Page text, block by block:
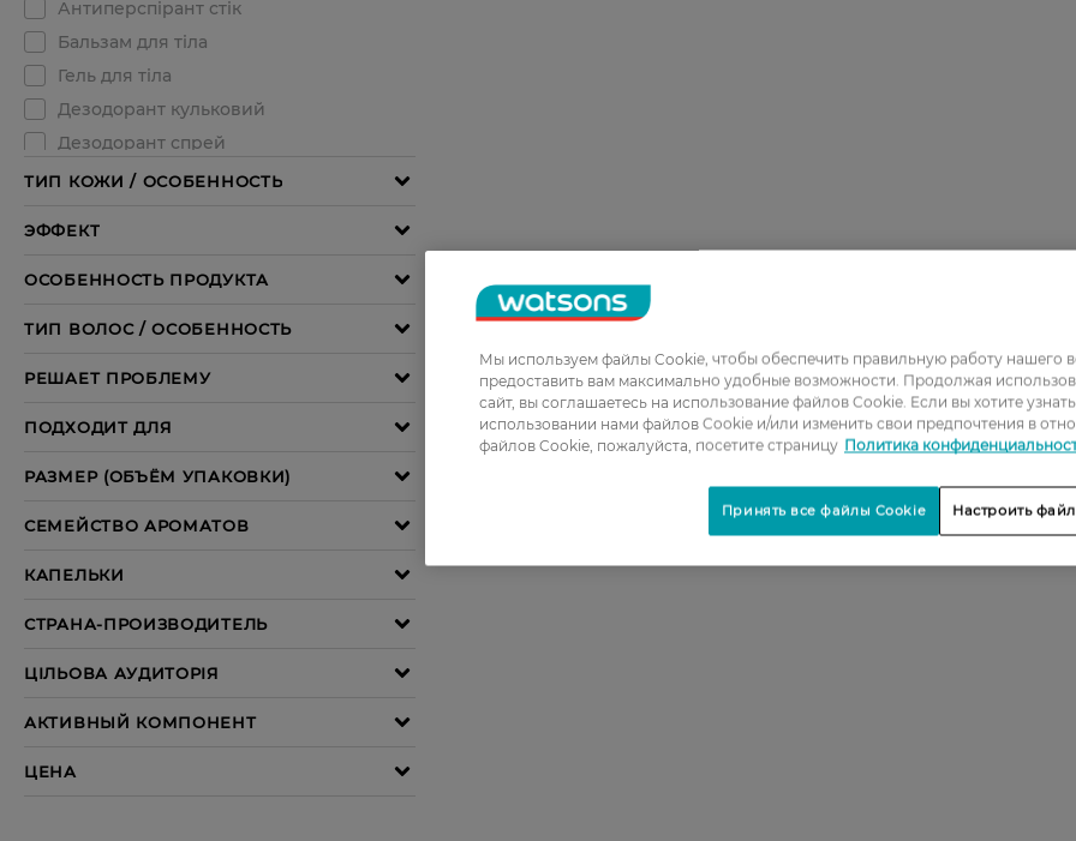
Мы используем файлы Cookie, чтобы обеспечить правильную работу нашего
предоставить вам максимально удобные возможности. Продолжая
сайт, вы соглашаетесь на использование файлов Cookie. Если вы хотите
использовании нами файлов Cookie и/или изменить свои предпочтения в
файлов Cookie, пожалуйста, посетите страницу Политика
Настроить
Принять все файлы Cookie